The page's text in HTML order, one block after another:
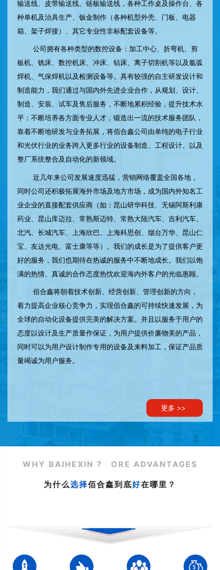
输送线、皮带输送线、链板输送线，各种工作桌及操作台、各
种单机及治具生产、钣金制作（各种机型外壳、门板、电器
箱、架子焊接）、其它专业性非标配套设备等。
公司拥有各种类型的数控设备：加工中心、折弯机、剪
板机、铣床、数控机床、冲床、钻床、离子切割机等以及氩弧
焊机、气保焊机以及检测设备等。具有较强的自主研发设计和
制造能力，我们通过与国内外先进企业合作，从规划、设计、
制造、安装、试车及售后服务，不断地累积经验，提升技术水
平；不断培养各方面专业人才，锻造出一流的技术服务团队，
靠着不断地研发与业务拓展，将佰合鑫公司由单纯的电子行业
和光伏行业的业务跨入更多行业的设备制造、工程设计、以及
整厂系统整合及自动化的新领域。
近几年来公司发展速度迅猛，营销网络覆盖全国各地，
同时公司还积极拓展海外市场及地方市场，成为国内外知名工
业企业的直接配套供应商（如：昆山研华科技、无锡阿斯利康
药业、昆山库迈拉、常熟斯迈特、常熟大陆汽车、吉利汽车、
北汽、长城汽车、上海欣巴、上海科思创、烟台万华、昆山仁
宝、友达光电、富士康等等）。我们的成长是为了提供客户更
好的服务，我们也期待在热诚的服务中不断地成长。我们以饱
满的热情、真诚的合作态度热忱欢迎海内外客户的光临惠顾。
佰合鑫将朝着技术创新、经营创新、管理创新的方向，
着力提高企业核心竞争力，实现佰合鑫的可持续快速发展，为
全球的自动化设备提供完美的解决方案。并且以服务于用户的
态度以设计及生产质量作保证，为用户提供价廉物美的产品，
同时可以为用户设计制作专用的设备及来料加工，保证产品质
量竭诚为用户服务。
更多 >>
WHY BAIHEXIN ? ORE ADVANTAGES
为什么选择佰合鑫到底好在哪里？